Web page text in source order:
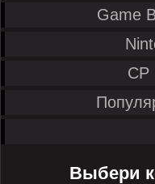
Game
CP
Выбери